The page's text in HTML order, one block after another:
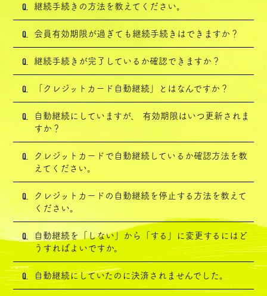
Q. 継続手続きの方法を教えてください。
Q. 会員有効期限が過ぎても継続手続きはできますか？
Q. 継続手続きが完了しているか確認できますか？
Q. 「クレジットカード自動継続」とはなんですか？
Q.
自動継続にしていますが、 有効期限はいつ更新されま
すか？
Q.
クレジットカードで自動継続しているか確認方法を教
えてください。
Q.
クレジットカードの自動継続を停止する方法を教えて
ください。
Q.
自動継続を「しない」から「する」に変更するにはど
うすればよいですか。
Q. 自動継続にしていたのに決済されませんでした。